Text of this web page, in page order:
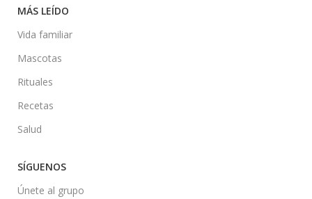
MÁS LEÍDO
Vida familiar
Mascotas
Rituales
Recetas
Salud
SÍGUENOS
Únete al grupo